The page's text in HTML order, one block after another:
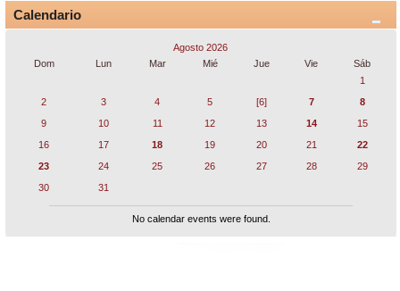
Calendario
Agosto 2026
Dom
Lun Mar Mié Jue Vie
Sáb
1
2
3 4 5 [6] 7
8
9
10 11 12 13 14
15
16
17 18 19 20 21
22
23
24 25 26 27 28
29
30
31
No calendar events were found.